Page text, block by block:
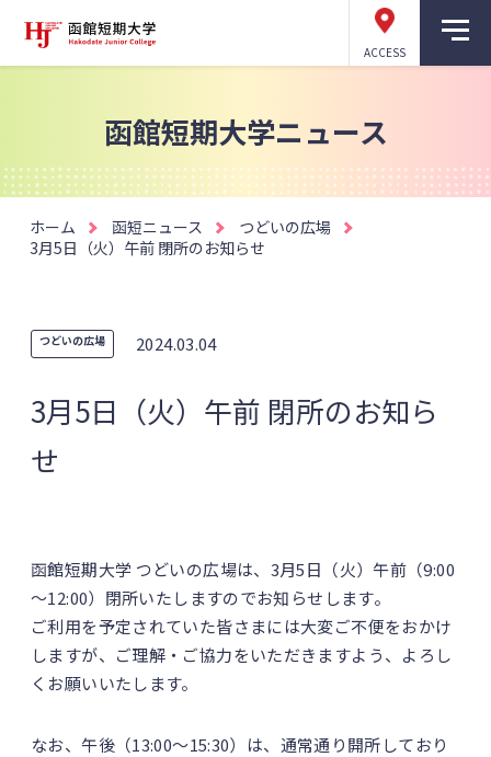
ACCESS
函館短期大学ニュース
ホーム 函短ニュース
つどいの広場
3月5日（火）午前 閉所のお知らせ
つどいの広場 2024.03.04
3月5日（火）午前 閉所のお知ら
せ
函館短期大学 つどいの広場は、3月5日（火）午前（9:00
～12:00）閉所いたしますのでお知らせします。
ご利用を予定されていた皆さまには大変ご不便をおかけ
しますが、ご理解・ご協力をいただきますよう、よろし
くお願いいたします。
なお、午後（13:00～15:30）は、通常通り開所しており